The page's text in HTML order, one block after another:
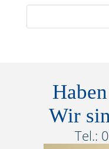
Wir
Tel.: